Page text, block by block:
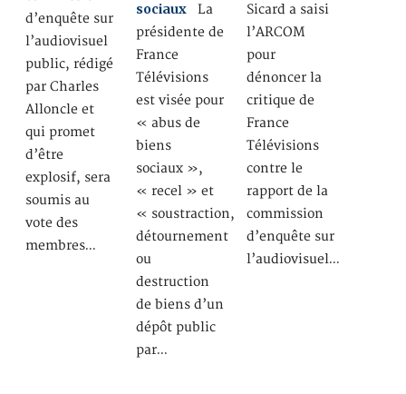
d’enquête sur
l’audiovisuel
public, rédigé
par Charles
Alloncle et
qui promet
d’être
explosif, sera
soumis au
vote des
membres…
sociaux La
présidente de
France
Télévisions
est visée pour
« abus de
biens
sociaux »,
« recel » et
« soustraction,
détournement
ou
destruction
de biens d’un
dépôt public
par…
Sicard a saisi
l’ARCOM
pour
dénoncer la
critique de
France
Télévisions
contre le
rapport de la
commission
d’enquête sur
l’audiovisuel…